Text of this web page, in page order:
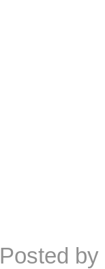
Posted by